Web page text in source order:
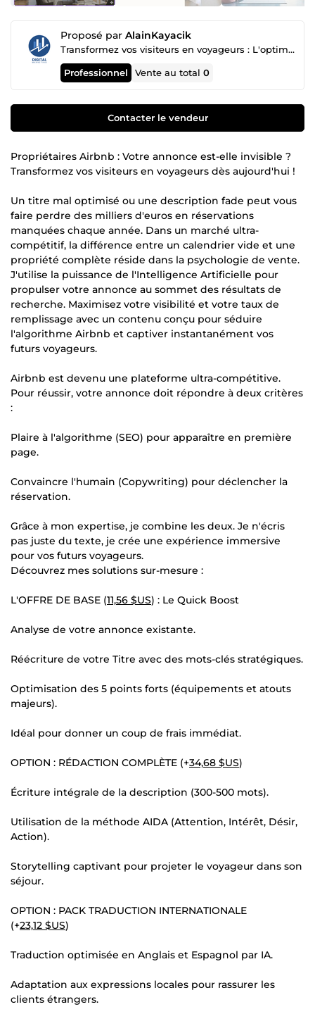
Proposé par AlainKayacik
Transformez vos visiteurs en voyageurs : L'optimisation IA qui booste votre taux de réservation
Professionnel Vente au total0
Contacter le vendeur
Propriétaires Airbnb : Votre annonce est-elle invisible ?
Transformez vos visiteurs en voyageurs dès aujourd'hui !
Un titre mal optimisé ou une description fade peut vous
faire perdre des milliers d'euros en réservations
manquées chaque année. Dans un marché ultra-
compétitif, la différence entre un calendrier vide et une
propriété complète réside dans la psychologie de vente.
J'utilise la puissance de l'Intelligence Artificielle pour
propulser votre annonce au sommet des résultats de
recherche. Maximisez votre visibilité et votre taux de
remplissage avec un contenu conçu pour séduire
l'algorithme Airbnb et captiver instantanément vos
futurs voyageurs.
Airbnb est devenu une plateforme ultra-compétitive.
Pour réussir, votre annonce doit répondre à deux critères
:
Plaire à l'algorithme (SEO) pour apparaître en première
page.
Convaincre l'humain (Copywriting) pour déclencher la
réservation.
Grâce à mon expertise, je combine les deux. Je n'écris
pas juste du texte, je crée une expérience immersive
pour vos futurs voyageurs.
Découvrez mes solutions sur-mesure :
L'OFFRE DE BASE (11,56 $US) : Le Quick Boost
Analyse de votre annonce existante.
Réécriture de votre Titre avec des mots-clés stratégiques.
Optimisation des 5 points forts (équipements et atouts
majeurs).
Idéal pour donner un coup de frais immédiat.
OPTION : RÉDACTION COMPLÈTE (+34,68 $US)
Écriture intégrale de la description (300-500 mots).
Utilisation de la méthode AIDA (Attention, Intérêt, Désir,
Action).
Storytelling captivant pour projeter le voyageur dans son
séjour.
OPTION : PACK TRADUCTION INTERNATIONALE
(+23,12 $US)
Traduction optimisée en Anglais et Espagnol par IA.
Adaptation aux expressions locales pour rassurer les
clients étrangers.